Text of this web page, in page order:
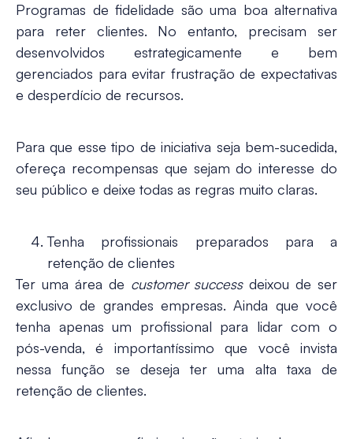
Programas de fidelidade são uma boa alternativa
para reter clientes. No entanto, precisam ser
desenvolvidos estrategicamente e bem
gerenciados para evitar frustração de expectativas
e desperdício de recursos.
Para que esse tipo de iniciativa seja bem-sucedida,
ofereça recompensas que sejam do interesse do
seu público e deixe todas as regras muito claras.
Tenha profissionais preparados para a
retenção de clientes
Ter uma área de customer successdeixou de ser
exclusivo de grandes empresas. Ainda que você
tenha apenas um profissional para lidar com o
pós-venda, é importantíssimo que você invista
nessa função se deseja ter uma alta taxa de
retenção de clientes.